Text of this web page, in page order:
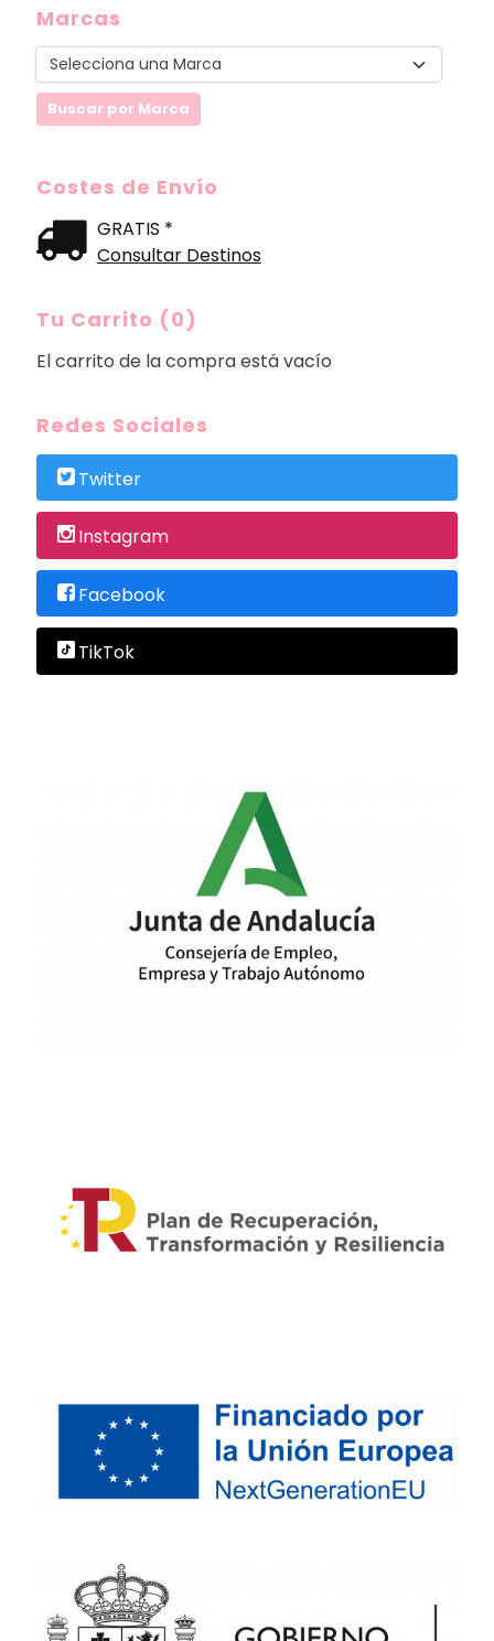
Marcas
Costes de Envío
GRATIS *
Consultar Destinos
Tu Carrito (0)
El carrito de la compra está vacío
Redes Sociales
Twitter
Instagram
Facebook
TikTok